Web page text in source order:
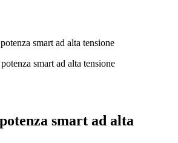
smart ad alta tensione
smart ad alta